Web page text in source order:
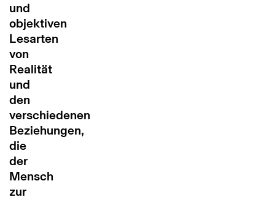
und
objektiven
Lesarten
von
Realität
und
den
verschiedenen
Beziehungen,
die
der
Mensch
zur